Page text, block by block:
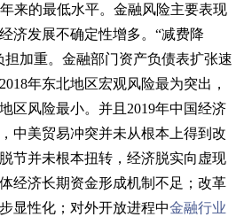
来的最低水平。金融风险主要表现
济发展不确定性增多。“减费降
担加重。金融部门资产负债表扩张速
年东北地区宏观风险最为突出，
区风险最小。并且2019年中国经济
中美贸易冲突并未从根本上得到改
节并未根本扭转，经济脱实向虚现
经济长期资金形成机制不足；改革
显性化；对外开放进程中金融行业